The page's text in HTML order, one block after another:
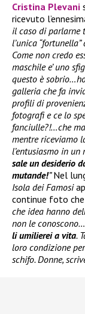
Cristina Plevani
ricevuto
il caso di parlarne
l’unica
Come non credo
maschile e’ uno
questo è
galleria che fa
profili di
fotografi e ce lo
fanciulle?!…che
mentre riceviamo
l’entusiasmo in un
sale un desiderio
mutande!”Nel
Isola dei Famosi
continue foto che
che idea hanno
non le
li umilierei a vita.
loro condizione
schifo. Donne,